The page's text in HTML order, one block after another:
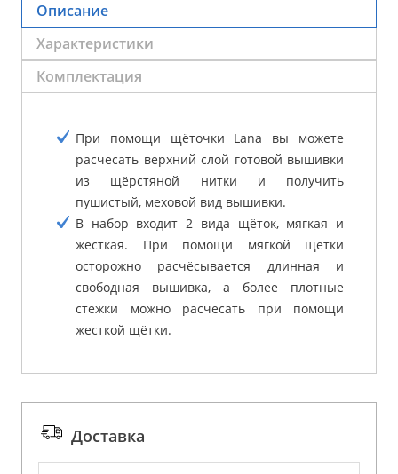
Описание
Характеристики
Комплектация
При помощи щёточки Lana вы можете
расчесать верхний слой готовой вышивки
из щёрстяной нитки и получить
пушистый, меховой вид вышивки.
В набор входит 2 вида щёток, мягкая и
жесткая. При помощи мягкой щётки
осторожно расчёсывается длинная и
свободная вышивка, а более плотные
стежки можно расчесать при помощи
жесткой щётки.
Доставка